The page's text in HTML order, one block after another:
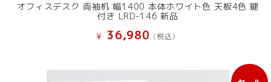
オフィスデスク 両袖机 幅1400 本体ホワイト色 天板4色 鍵
付き LRD-146 新品
¥ 36,980 (税込）